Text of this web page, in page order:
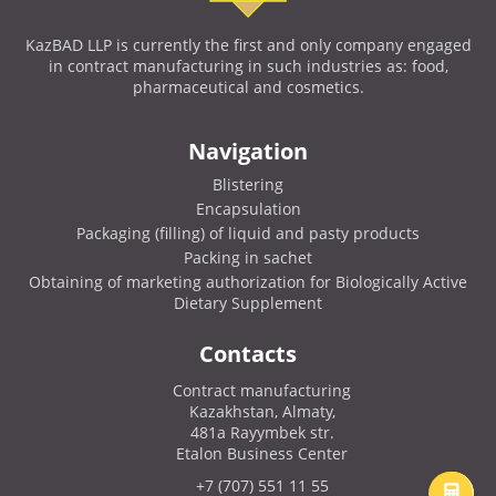
KazBAD LLP is currently the first and only company engaged
in contract manufacturing in such industries as: food,
pharmaceutical and cosmetics.
Navigation
Blistering
Encapsulation
Packaging (filling) of liquid and pasty products
Packing in sachet
Obtaining of marketing authorization for Biologically Active
Dietary Supplement
Contacts
Contract manufacturing
Kazakhstan, Almaty,
481a Rayymbek str.
Etalon Business Center
+7 (707) 551 11 55